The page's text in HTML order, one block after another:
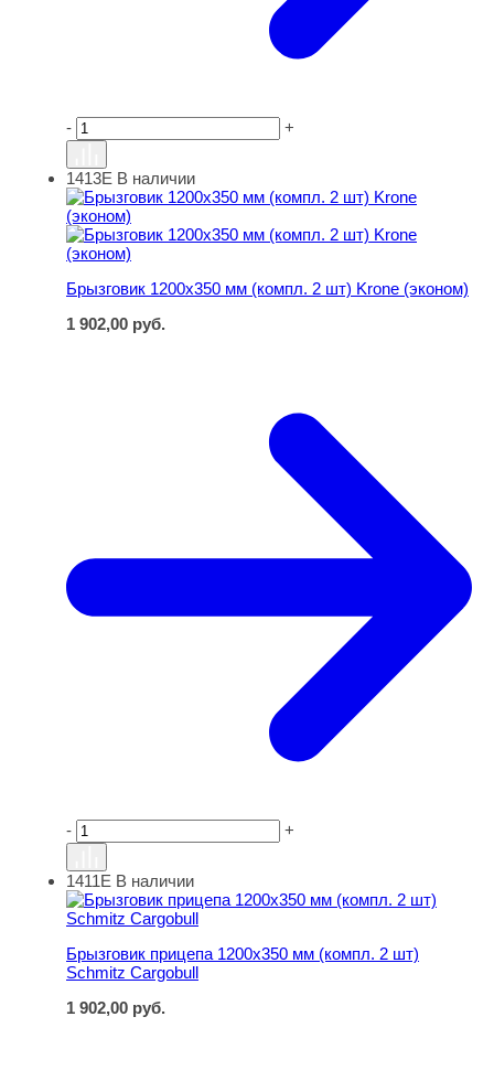
- +
Брызговик 1200х350 мм (компл. 2 шт) Krone (эконом)
1413Е В наличии
Брызговик 1200х350 мм (компл. 2 шт) Krone (эконом)
1 902,00 руб.
- +
Брызговик прицепа 1200х350 мм (компл. 2 шт) Schmitz
1411Е В наличии
Брызговик прицепа 1200х350 мм (компл. 2 шт)
Schmitz Cargobull
1 902,00 руб.